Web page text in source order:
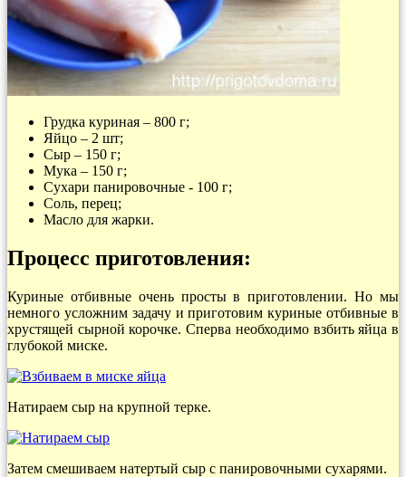
Грудка куриная – 800 г;
Яйцо – 2 шт;
Сыр – 150 г;
Мука – 150 г;
Сухари панировочные - 100 г;
Соль, перец;
Масло для жарки.
Процесс приготовления:
Куриные отбивные очень просты в приготовлении. Но мы
немного усложним задачу и приготовим куриные отбивные в
хрустящей сырной корочке. Сперва необходимо взбить яйца в
глубокой миске.
Натираем сыр на крупной терке.
Затем смешиваем натертый сыр с панировочными сухарями.